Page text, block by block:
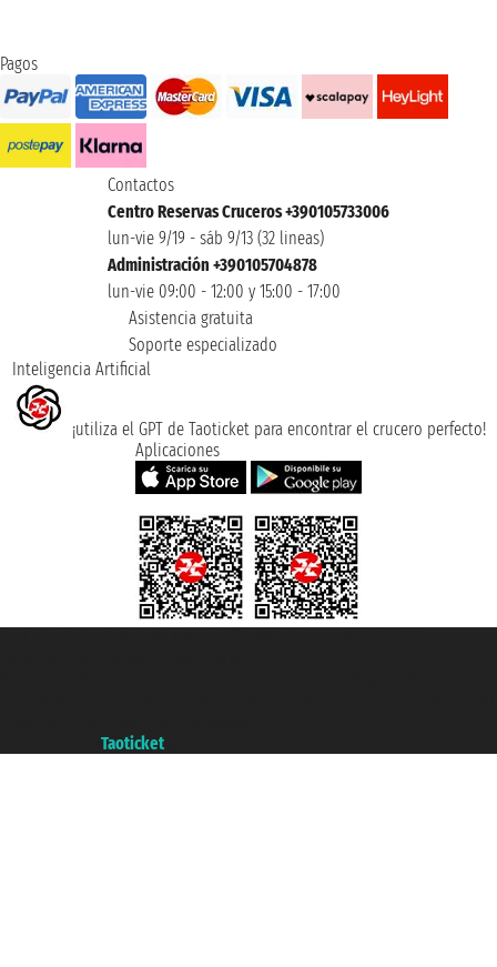
Pagos
Contactos
Centro Reservas Cruceros +390105733006
lun-vie 9/19 - sáb 9/13 (32 lineas)
Administración +390105704878
lun-vie 09:00 - 12:00 y 15:00 - 17:00
Asistencia gratuita
Soporte especializado
Inteligencia Artificial
¡utiliza el GPT de Taoticket para encontrar el crucero perfecto!
Aplicaciones
Taoticket